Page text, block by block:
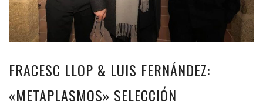
FRACESC LLOP & LUIS FERNÁNDEZ:
«METAPLASMOS» SELECCIÓN